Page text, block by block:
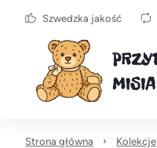
Szwedzka jakość
Strona główna Kolekcje